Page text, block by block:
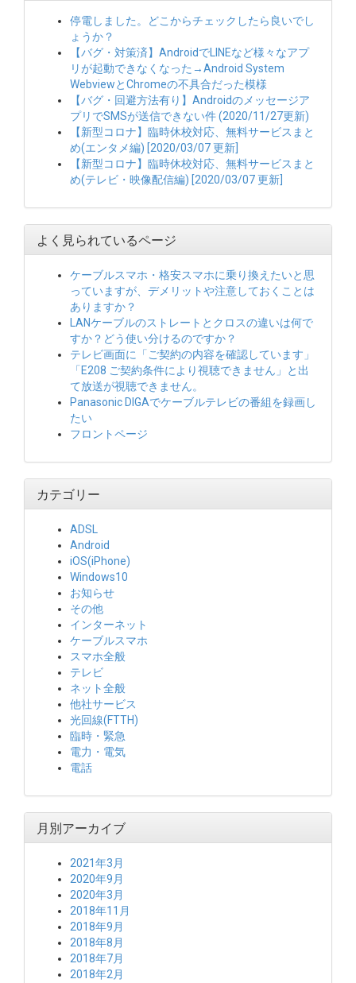
停電しました。どこからチェックしたら良いでし
ょうか？
【バグ・対策済】AndroidでLINEなど様々なアプ
リが起動できなくなった→Android System
WebviewとChromeの不具合だった模様
【バグ・回避方法有り】Androidのメッセージア
プリでSMSが送信できない件 (2020/11/27更新)
【新型コロナ】臨時休校対応、無料サービスまと
め(エンタメ編) [2020/03/07 更新]
【新型コロナ】臨時休校対応、無料サービスまと
め(テレビ・映像配信編) [2020/03/07 更新]
よく見られているページ
ケーブルスマホ・格安スマホに乗り換えたいと思
っていますが、デメリットや注意しておくことは
ありますか？
LANケーブルのストレートとクロスの違いは何で
すか？どう使い分けるのですか？
テレビ画面に「ご契約の内容を確認しています」
「E208 ご契約条件により視聴できません」と出
て放送が視聴できません。
Panasonic DIGAでケーブルテレビの番組を録画し
たい
フロントページ
カテゴリー
ADSL
Android
iOS(iPhone)
Windows10
お知らせ
その他
インターネット
ケーブルスマホ
スマホ全般
テレビ
ネット全般
他社サービス
光回線(FTTH)
臨時・緊急
電力・電気
電話
月別アーカイブ
2021年3月
2020年9月
2020年3月
2018年11月
2018年9月
2018年8月
2018年7月
2018年2月